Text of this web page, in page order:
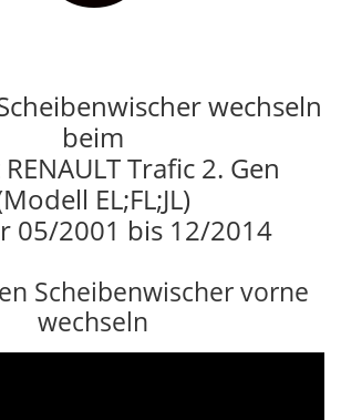
wechseln
beim
Trafic 2. Gen
EL;FL;JL)
05/2001 bis 12/2014
Scheibenwischer vorne
wechseln